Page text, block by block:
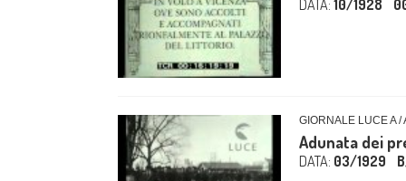
DATA: 10/1928
GIORNALE LUCE A /
Adunata dei
DATA: 03/1929